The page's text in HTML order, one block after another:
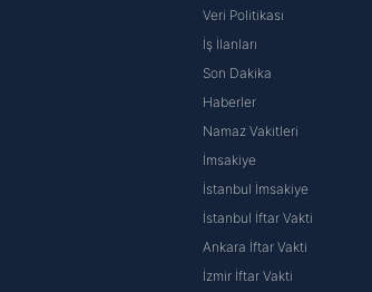
Veri Politikası
İş İlanları
Son Dakika
Haberler
Namaz Vakitleri
İmsakiye
İstanbul İmsakiye
İstanbul İftar Vakti
Ankara İftar Vakti
İzmir İftar Vakti